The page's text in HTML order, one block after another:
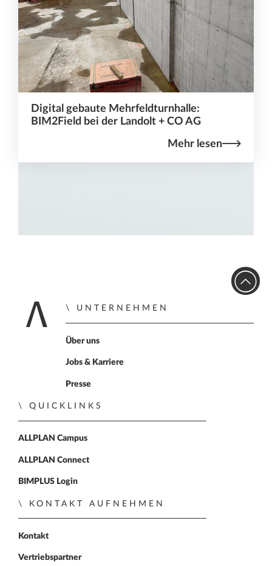
Digital gebaute Mehrfeldturnhalle:
BIM2Field bei der Landolt + CO AG
Mehr lesen
Home
UNTERNEHMEN
Über uns
Jobs & Karriere
Presse
QUICKLINKS
ALLPLAN Campus
ALLPLAN Connect
BIMPLUS Login
KONTAKT AUFNEHMEN
Kontakt
Vertriebspartner